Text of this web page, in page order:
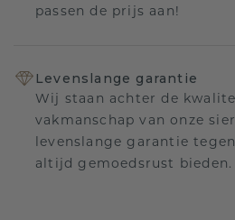
passen de prijs aan!
Levenslange garantie
Wij staan achter de
vakmanschap van onze
levenslange garantie
altijd gemoedsrust bieden.